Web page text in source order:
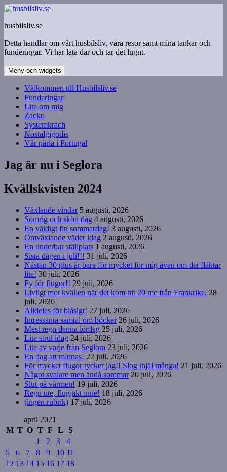
Hoppa
innehåll
husbilsliv.se
Detta handlar om vårt husbilsliv, våra resor samt mina tankar och
funderingar. Vi har lata dar och tar det lugnt.
Meny och widgets
Välkommen till Husbilsliv.se
Funderingar
Lite om mig
Zacko
Systemkrach
Nostalgigodis
Vår pärla i Portugal
Jag är nu i Seglora
Kvällskvisten 2024
Växlande vindar 5 augusti, 2026
Somrig och skön dag 4 augusti, 2026
En väldigt fin sommardag! 3 augusti, 2026
Omväxlande väder idag 2 augusti, 2026
En underbar ställplats 1 augusti, 2026
Sista dagen i juli!!! 31 juli, 2026
Nästan 30 plus är bara för mycket för mig även om det fläktar
lite! 30 juli, 2026
Fy för flugor!! 29 juli, 2026
Livligt mot kvällen när det kom hit 20 mc från Frankrike. 28
juli, 2026
Alldeles för blåsigt! 27 juli, 2026
Intressanta samtal om böcker 26 juli, 2026
Mest regn denna lördag 25 juli, 2026
Lite strul idag 24 juli, 2026
Lite av varje från Seglora 23 juli, 2026
En dag att minnas! 22 juli, 2026
För mycket flugor tycker jag!! Slog ihjäl många! 21 juli, 2026
Något svalare men ändå sommar 20 juli, 2026
Slut på värmen! 19 juli, 2026
Regn ute, flugjakt inne! 18 juli, 2026
(ingen rubrik) 17 juli, 2026
april 2021
M T O T F L
S
1
2 3
4
5
6 7 8 9 10 11
12 13 14 15 16 17 18